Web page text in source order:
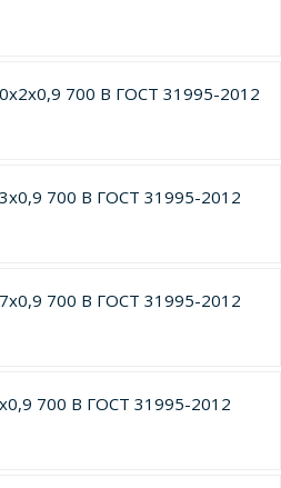
700 В ГОСТ 31995-2012
700 В ГОСТ 31995-2012
700 В ГОСТ 31995-2012
700 В ГОСТ 31995-2012